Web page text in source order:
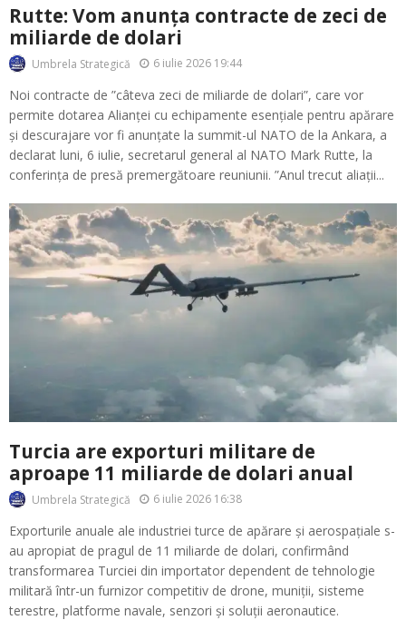
Rutte: Vom anunța contracte de zeci de
miliarde de dolari
Umbrela Strategică 6 iulie 2026 19:44
Noi contracte de ”câteva zeci de miliarde de dolari”, care vor
permite dotarea Alianței cu echipamente esențiale pentru apărare
și descurajare vor fi anunțate la summit-ul NATO de la Ankara, a
declarat luni, 6 iulie, secretarul general al NATO Mark Rutte, la
conferința de presă premergătoare reuniunii. ”Anul trecut aliații...
Turcia are exporturi militare de
aproape 11 miliarde de dolari anual
Umbrela Strategică 6 iulie 2026 16:38
Exporturile anuale ale industriei turce de apărare și aerospațiale s-
au apropiat de pragul de 11 miliarde de dolari, confirmând
transformarea Turciei din importator dependent de tehnologie
militară într-un furnizor competitiv de drone, muniții, sisteme
terestre, platforme navale, senzori și soluții aeronautice.